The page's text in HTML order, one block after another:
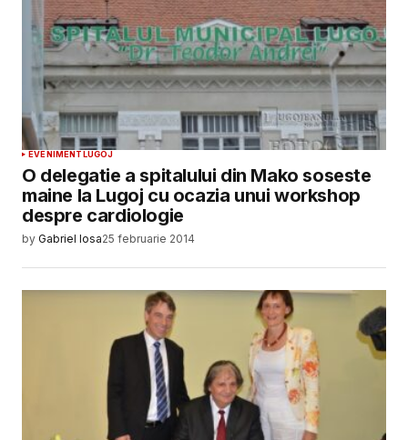
EVENIMENTLUGOJ
O delegatie a spitalului din Mako soseste
maine la Lugoj cu ocazia unui workshop
despre cardiologie
by Gabriel Iosa25 februarie 2014